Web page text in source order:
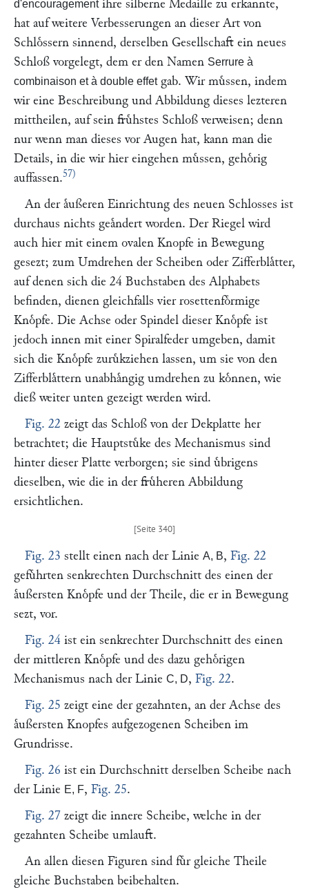
d'encouragementihre silberne Medaille zu erkannte,
hat auf weitere Verbesserungen an dieser Art von
Schloͤssern sinnend, derselben Gesellschaft ein neues
Schloß vorgelegt, dem er den Namen Serrure à
combinaison et à double effetgab. Wir muͤssen, indem
wir eine Beschreibung und Abbildung dieses lezteren
mittheilen, auf sein fruͤhstes Schloß verweisen; denn
nur wenn man dieses vor Augen hat, kann man die
Details, in die wir hier eingehen muͤssen, gehoͤrig
auffassen.57)
An der aͤußeren Einrichtung des neuen Schlosses ist
durchaus nichts geaͤndert worden. Der Riegel wird
auch hier mit einem ovalen Knopfe in Bewegung
gesezt; zum Umdrehen der Scheiben oder Zifferblaͤtter,
auf denen sich die 24 Buchstaben des Alphabets
befinden, dienen gleichfalls vier rosettenfoͤrmige
Knoͤpfe. Die Achse oder Spindel dieser Knoͤpfe ist
jedoch innen mit einer Spiralfeder umgeben, damit
sich die Knoͤpfe zuruͤkziehen lassen, um sie von den
Zifferblaͤttern unabhaͤngig umdrehen zu koͤnnen, wie
dieß weiter unten gezeigt werden wird.
Fig. 22 zeigt das Schloß von der Dekplatte her
betrachtet; die Hauptstuͤke des Mechanismus sind
hinter dieser Platte verborgen; sie sind uͤbrigens
dieselben, wie die in der fruͤheren Abbildung
ersichtlichen.
Fig. 23 stellt einen nach der Linie A, B, Fig. 22
gefuͤhrten senkrechten Durchschnitt des einen der
aͤußersten Knoͤpfe und der Theile, die er in Bewegung
sezt, vor.
Fig. 24 ist ein senkrechter Durchschnitt des einen
der mittleren Knoͤpfe und des dazu gehoͤrigen
Mechanismus nach der Linie C, D, Fig. 22.
Fig. 25 zeigt eine der gezahnten, an der Achse des
aͤußersten Knopfes aufgezogenen Scheiben im
Grundrisse.
Fig. 26 ist ein Durchschnitt derselben Scheibe nach
der Linie E, F, Fig. 25.
Fig. 27 zeigt die innere Scheibe, welche in der
gezahnten Scheibe umlauft.
An allen diesen Figuren sind fuͤr gleiche Theile
gleiche Buchstaben beibehalten.